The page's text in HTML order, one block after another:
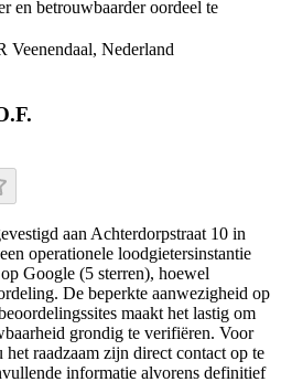
en betrouwbaarder oordeel te
Veenendaal, Nederland
aan Achterdorpstraat 10 in
operationele loodgietersinstantie
Google (5 sterren), hoewel
De beperkte aanwezigheid op
maakt het lastig om
grondig te verifiëren. Voor
raadzaam zijn direct contact op te
informatie alvorens definitief